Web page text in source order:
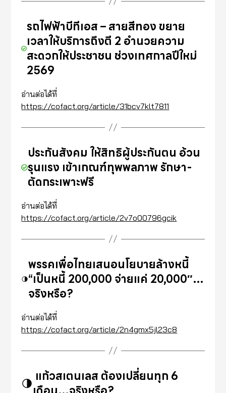
รถไฟฟ้าบีทีเอส – สายสีทอง ขยาย
เวลาให้บริการถึงตี 2 อำนวยความ
สะดวกให้ประชาชน ช่วงเทศกาลปีใหม่
2569
อ่านต่อได้ที่
https://cofact.org/article/31bcv7klt7811
ประกันสังคม ให้สิทธิผู้ประกันตน อ้วน
รุนแรง เข้าเกณฑ์ทุพพลภาพ รักษา-
ตัดกระเพาะฟรี
อ่านต่อได้ที่
https://cofact.org/article/2v7o00796gcik
พรรคเพื่อไทยเสนอนโยบายล้างหนี้
“เป็นหนี้ 200,000 จ่ายแค่ 20,000″…
จริงหรือ?
อ่านต่อได้ที่
https://cofact.org/article/2n4gmx5jl23c8
แก้วสเตนเลส ต้องเปลี่ยนทุก 6